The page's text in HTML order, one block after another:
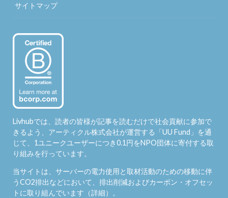
サイトマップ
Livhubでは、読者の皆様が記事を読むだけで社会貢献に参加で
きるよう、アーティクル株式会社が運営する「UU Fund 」を通
じて、1ユニークユーザーにつき0.1円をNPO団体に寄付する取
り組みを行っています。
当サイトは、サーバーの電力使用と取材活動のための移動に伴
うCO2排出などにおいて、排出削減およびカーボン・オフセッ
トに取り組んでいます（詳細）。